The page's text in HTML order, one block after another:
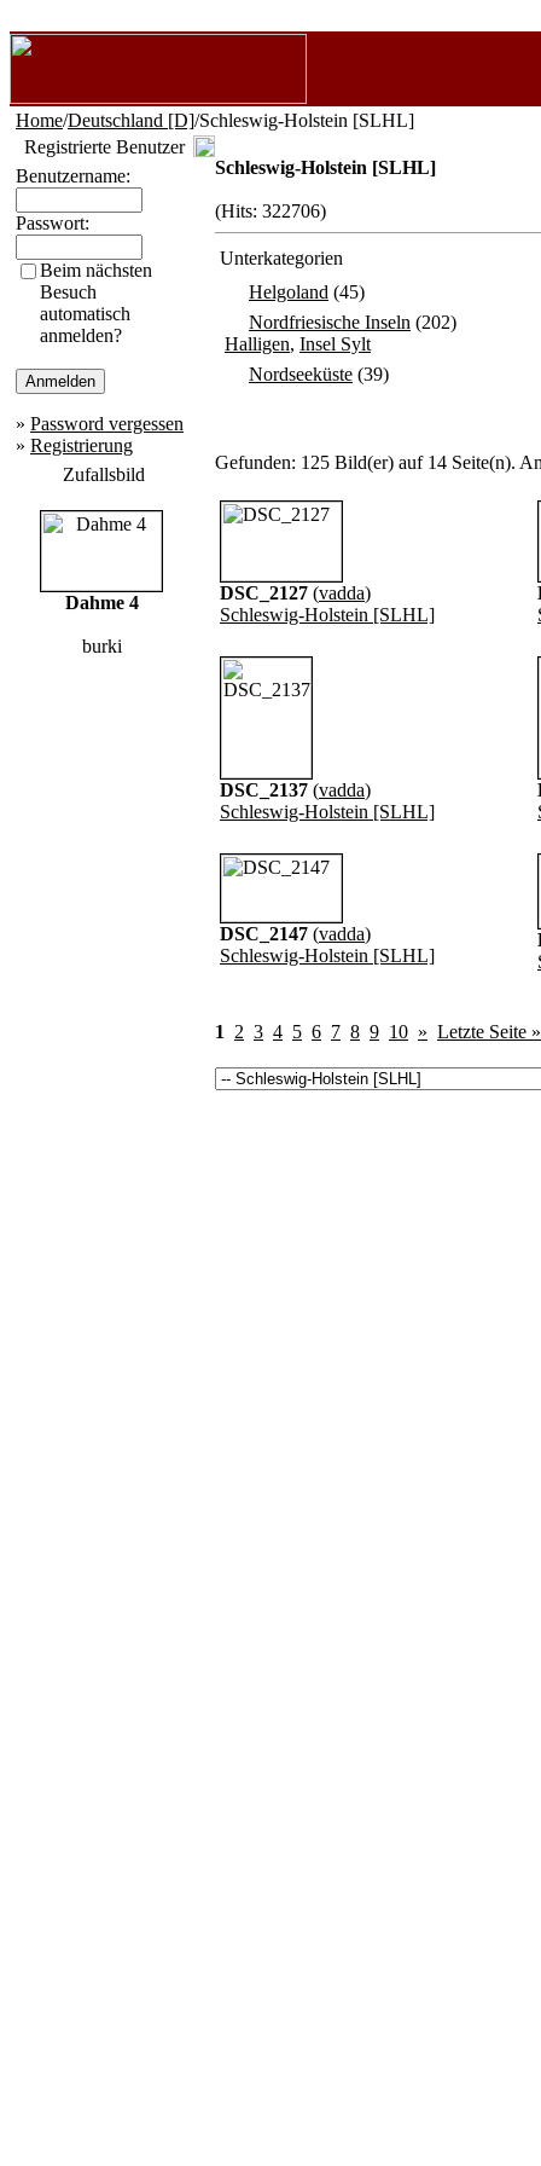
Home/Deutschland [D]/Schleswig-Holstein [SLHL]
Registrierte Benutzer
Benutzername:
Passwort:
Beim nächsten
Besuch
automatisch
anmelden?
» Password vergessen
» Registrierung
Zufallsbild
Dahme 4
burki
Schleswig-Holstein [SLHL]
(Hits: 322706)
Unterkategorien
Helgoland (45)
Nordfriesische Inseln (202)
Halligen, Insel Sylt
Nordseeküste (39)
Gefunden: 125 Bild(er) auf 14 Seite(n).
DSC_2127 (vadda)
Schleswig-Holstein [SLHL]
DSC_2137 (vadda)
Schleswig-Holstein [SLHL]
DSC_2147 (vadda)
Schleswig-Holstein [SLHL]
1 2 3 4 5 6 7 8 9 10 » Letzte Seite »